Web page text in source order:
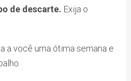
de descarte. Exija o
a você uma ótima semana e